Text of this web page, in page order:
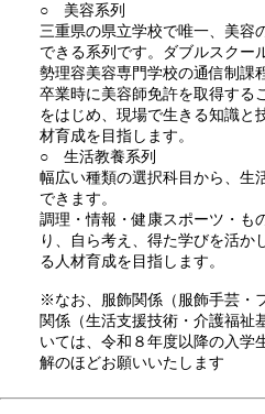
○ 美容系列
三重県の県立学校で唯一、美容
できる系列です。ダブルスクー
勢理容美容専門学校の通信制課
卒業時に美容師免許を取得する
をはじめ、現場で生きる知識と
材育成を目指します。
○ 生活教養系列
幅広い種類の選択科目から、生
できます。
調理・情報・健康スポーツ・も
り、自ら考え、得た学びを活か
る人材育成を目指します。
※なお、服飾関係（服飾手芸・
関係（生活支援技術・介護福祉
いては、令和８年度以降の入学
解のほどお願いいたします